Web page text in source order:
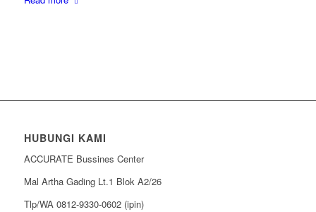
HUBUNGI KAMI
ACCURATE Bussines Center
Mal Artha Gading Lt.1 Blok A2/26
Tlp/WA 0812-9330-0602 (ipin)